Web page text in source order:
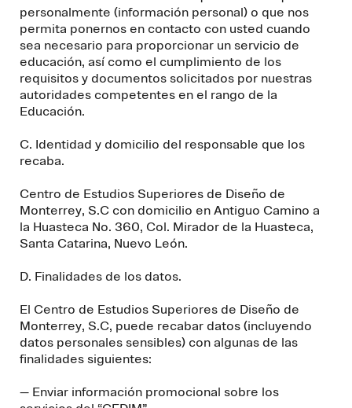
personalmente (información personal) o que nos
permita ponernos en contacto con usted cuando
sea necesario para proporcionar un servicio de
educación, así como el cumplimiento de los
requisitos y documentos solicitados por nuestras
autoridades competentes en el rango de la
Educación.
C. Identidad y domicilio del responsable que los
recaba.
Centro de Estudios Superiores de Diseño de
Monterrey, S.C con domicilio en Antiguo Camino a
la Huasteca No. 360, Col. Mirador de la Huasteca,
Santa Catarina, Nuevo León.
D. Finalidades de los datos.
El Centro de Estudios Superiores de Diseño de
Monterrey, S.C, puede recabar datos (incluyendo
datos personales sensibles) con algunas de las
finalidades siguientes:
— Enviar información promocional sobre los